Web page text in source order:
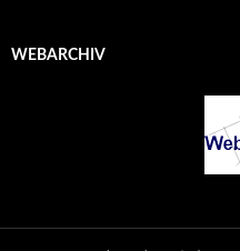
WEBARCHIV